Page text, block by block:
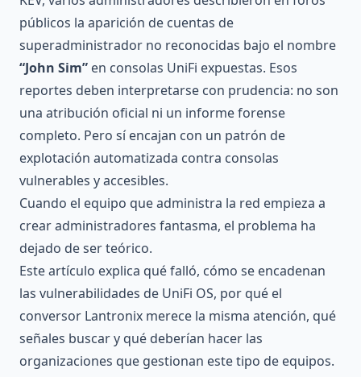
públicos la aparición de cuentas de
superadministrador no reconocidas bajo el nombre
“John Sim” en consolas UniFi expuestas. Esos
reportes deben interpretarse con prudencia: no son
una atribución oficial ni un informe forense
completo. Pero sí encajan con un patrón de
explotación automatizada contra consolas
vulnerables y accesibles.
Cuando el equipo que administra la red empieza a
crear administradores fantasma, el problema ha
dejado de ser teórico.
Este artículo explica qué falló, cómo se encadenan
las vulnerabilidades de UniFi OS, por qué el
conversor Lantronix merece la misma atención, qué
señales buscar y qué deberían hacer las
organizaciones que gestionan este tipo de equipos.